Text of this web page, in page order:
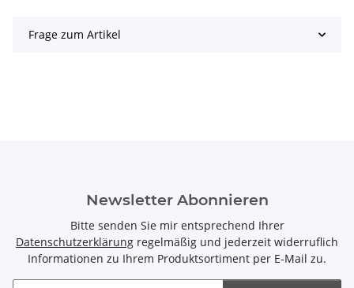
Frage zum Artikel
Newsletter Abonnieren
Bitte senden Sie mir entsprechend Ihrer
Datenschutzerklärung regelmäßig und jederzeit widerruflich
Informationen zu Ihrem Produktsortiment per E-Mail zu.